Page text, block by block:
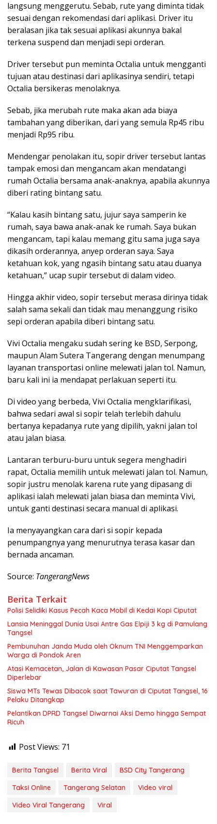
langsung menggerutu. Sebab, rute yang diminta tidak
sesuai dengan rekomendasi dari aplikasi. Driver itu
beralasan jika tak sesuai aplikasi akunnya bakal
terkena suspend dan menjadi sepi orderan.
Driver tersebut pun meminta Octalia untuk mengganti
tujuan atau destinasi dari aplikasinya sendiri, tetapi
Octalia bersikeras menolaknya.
Sebab, jika merubah rute maka akan ada biaya
tambahan yang diberikan, dari yang semula Rp45 ribu
menjadi Rp95 ribu.
Mendengar penolakan itu, sopir driver tersebut lantas
tampak emosi dan mengancam akan mendatangi
rumah Octalia bersama anak-anaknya, apabila akunnya
diberi rating bintang satu.
“Kalau kasih bintang satu, jujur saya samperin ke
rumah, saya bawa anak-anak ke rumah. Saya bukan
mengancam, tapi kalau memang gitu sama juga saya
dikasih orderannya, anyep orderan saya. Saya
ketahuan kok, yang ngasih bintang satu atau duanya
ketahuan,” ucap supir tersebut di dalam video.
Hingga akhir video, sopir tersebut merasa dirinya tidak
salah sama sekali dan tidak mau menanggung risiko
sepi orderan apabila diberi bintang satu.
Vivi Octalia mengaku sudah sering ke BSD, Serpong,
maupun Alam Sutera Tangerang dengan menumpang
layanan transportasi online melewati jalan tol. Namun,
baru kali ini ia mendapat perlakuan seperti itu.
Di video yang berbeda, Vivi Octalia mengklarifikasi,
bahwa sedari awal si sopir telah terlebih dahulu
bertanya kepadanya rute yang dipilih, yakni jalan tol
atau jalan biasa.
Lantaran terburu-buru untuk segera menghadiri
rapat, Octalia memilih untuk melewati jalan tol. Namun,
sopir justru menolak karena rute yang dipasang di
aplikasi ialah melewati jalan biasa dan meminta Vivi,
untuk ganti destinasi secara manual di aplikasi.
Ia menyayangkan cara dari si sopir kepada
penumpangnya yang menurutnya terasa kasar dan
bernada ancaman.
Source: TangerangNews
Berita Terkait
Polisi Selidiki Kasus Pecah Kaca Mobil di Kedai Kopi Ciputat
Lansia Meninggal Dunia Usai Antre Gas Elpiji 3 kg di Pamulang
Tangsel
Pembunuhan Janda Muda oleh Oknum TNI Menggemparkan
Warga di Pondok Aren
Atasi Kemacetan, Jalan di Kawasan Pasar Ciputat Tangsel
Diperlebar
Siswa MTs Tewas Dibacok saat Tawuran di Ciputat Tangsel, 16
Pelaku Ditangkap
Pelantikan DPRD Tangsel Diwarnai Aksi Demo hingga Sempat
Ricuh
Post Views: 71
Berita Tangsel Berita Viral
BSD City Tangerang
Taksi Online
Tangerang Selatan
Video viral
Video Viral Tangerang
Viral